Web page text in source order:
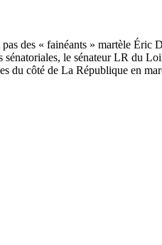
sénatoriales, le sénateur LR du
du côté de La République en